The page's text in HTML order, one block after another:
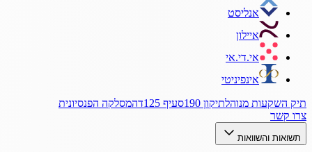
אנליסט
איילון
אי.די.אי
אינפיניטי
תיק השקעות מנוהלתיקון 190 סעיף 125ד
המסלקה הפנסיונית
צרו קשר
תשואות והשוואות